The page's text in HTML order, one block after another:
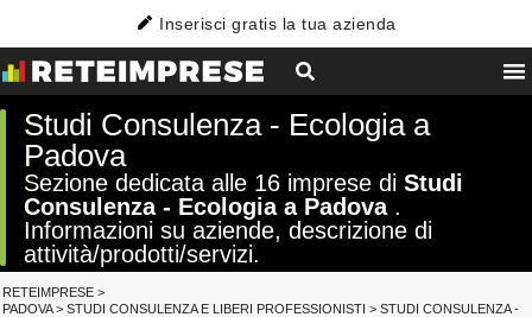
Inserisci gratis la tua azienda
Studi Consulenza - Ecologia a
Padova
Sezione dedicata alle 16 imprese di Studi
Consulenza - Ecologia a Padova.
Informazioni su aziende, descrizione di
attività/prodotti/servizi.
RETEIMPRESE >
PADOVA> STUDI CONSULENZA E LIBERI PROFESSIONISTI > STUDI CONSULENZA -